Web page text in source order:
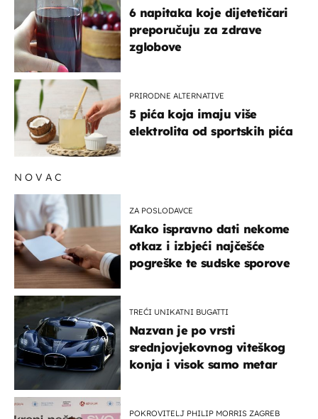
6 napitaka koje dijetetičari
preporučuju za zdrave
zglobove
PRIRODNE ALTERNATIVE
5 pića koja imaju više
elektrolita od sportskih pića
NOVAC
ZA POSLODAVCE
Kako ispravno dati nekome
otkaz i izbjeći najčešće
pogreške te sudske sporove
TREĆI UNIKATNI BUGATTI
Nazvan je po vrsti
srednjovjekovnog viteškog
konja i visok samo metar
POKROVITELJ PHILIP MORRIS ZAGREB